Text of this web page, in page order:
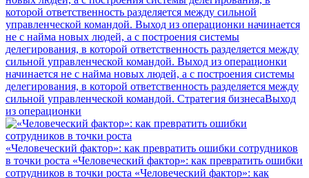
которой ответственность разделяется между сильной
управленческой командой. Выход из операционки начинается
не с найма новых людей, а с построения системы
делегирования, в которой ответственность разделяется между
сильной управленческой командой. Выход из операционки
начинается не с найма новых людей, а с построения системы
делегирования, в которой ответственность разделяется между
сильной управленческой командой. Стратегия бизнесаВыход
из операционки
«Человеческий фактор»: как превратить ошибки сотрудников
в точки роста «Человеческий фактор»: как превратить ошибки
сотрудников в точки роста «Человеческий фактор»: как